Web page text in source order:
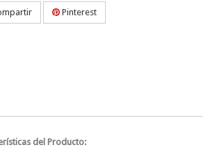
Pinterest
del Producto: